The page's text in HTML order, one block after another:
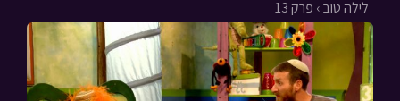
לילה טוב › פרק 13